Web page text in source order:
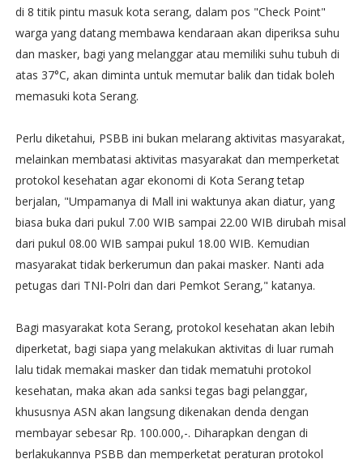
di 8 titik pintu masuk kota serang, dalam pos "Check Point"
warga yang datang membawa kendaraan akan diperiksa suhu
dan masker, bagi yang melanggar atau memiliki suhu tubuh di
atas 37°C, akan diminta untuk memutar balik dan tidak boleh
memasuki kota Serang.
Perlu diketahui, PSBB ini bukan melarang aktivitas masyarakat,
melainkan membatasi aktivitas masyarakat dan memperketat
protokol kesehatan agar ekonomi di Kota Serang tetap
berjalan, "Umpamanya di Mall ini waktunya akan diatur, yang
biasa buka dari pukul 7.00 WIB sampai 22.00 WIB dirubah misal
dari pukul 08.00 WIB sampai pukul 18.00 WIB. Kemudian
masyarakat tidak berkerumun dan pakai masker. Nanti ada
petugas dari TNI-Polri dan dari Pemkot Serang," katanya.
Bagi masyarakat kota Serang, protokol kesehatan akan lebih
diperketat, bagi siapa yang melakukan aktivitas di luar rumah
lalu tidak memakai masker dan tidak mematuhi protokol
kesehatan, maka akan ada sanksi tegas bagi pelanggar,
khususnya ASN akan langsung dikenakan denda dengan
membayar sebesar Rp. 100.000,-. Diharapkan dengan di
berlakukannya PSBB dan memperketat peraturan protokol